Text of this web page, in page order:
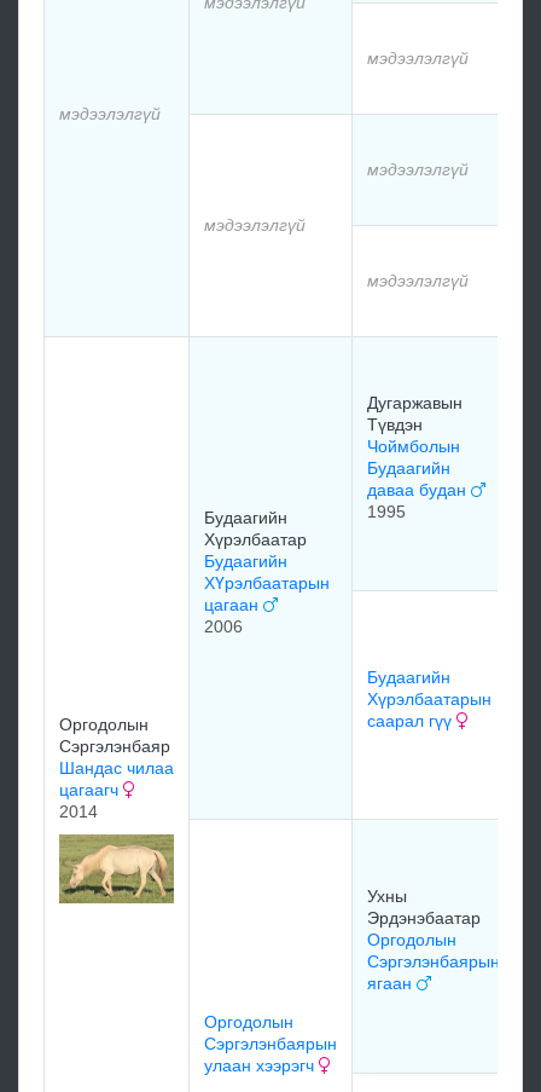
мэдээлэлгүй
мэдээлэлгүй
мэдээлэлгүй
мэдээлэлгүй
мэдээлэлгүй
Оргодолын
Сэргэлэнбаяр
Шандас чилаа
цагаагч
2014
Будаагийн
Хүрэлбаатар
Будаагийн
ХҮрэлбаатарын
цагаан
2006
Дугаржавын
Түвдэн
Чоймболын
Будаагийн
даваа будан
1995
Будаагийн
Хүрэлбаатарын
саарал гүү
Оргодолын
Сэргэлэнбаярын
улаан хээрэгч
Ухны
Эрдэнэбаатар
Оргодолын
Сэргэлэнбаярын
ягаан